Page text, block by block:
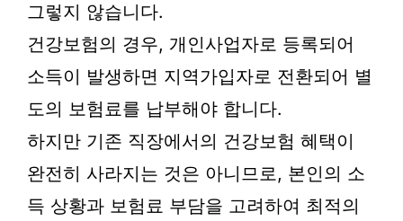
그렇지 않습니다.
건강보험의 경우, 개인사업자로 등록되어
소득이 발생하면 지역가입자로 전환되어 별
도의 보험료를 납부해야 합니다.
하지만 기존 직장에서의 건강보험 혜택이
완전히 사라지는 것은 아니므로, 본인의 소
득 상황과 보험료 부담을 고려하여 최적의